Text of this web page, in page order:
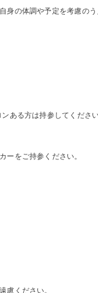
身の体調や予定を考慮の
ある方は持参してくださ
ーをご持参ください。
慮ください。